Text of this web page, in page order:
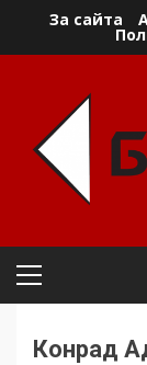
За сайта
Primary
Конрад